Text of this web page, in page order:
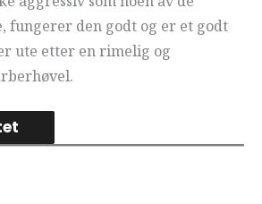
fungerer den godt og er et godt
ute etter en rimelig og